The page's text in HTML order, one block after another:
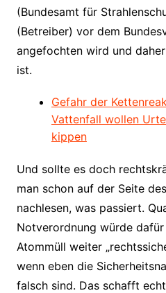
(Bundesamt für
(Betreiber) vor dem
angefochten wird und
ist.
Gefahr der
Vattenfall wollen
kippen
Und sollte es doch
man schon auf der Seite
nachlesen, was passiert.
Notverordnung würde
Atommüll weiter
wenn eben die
falsch sind. Das schafft